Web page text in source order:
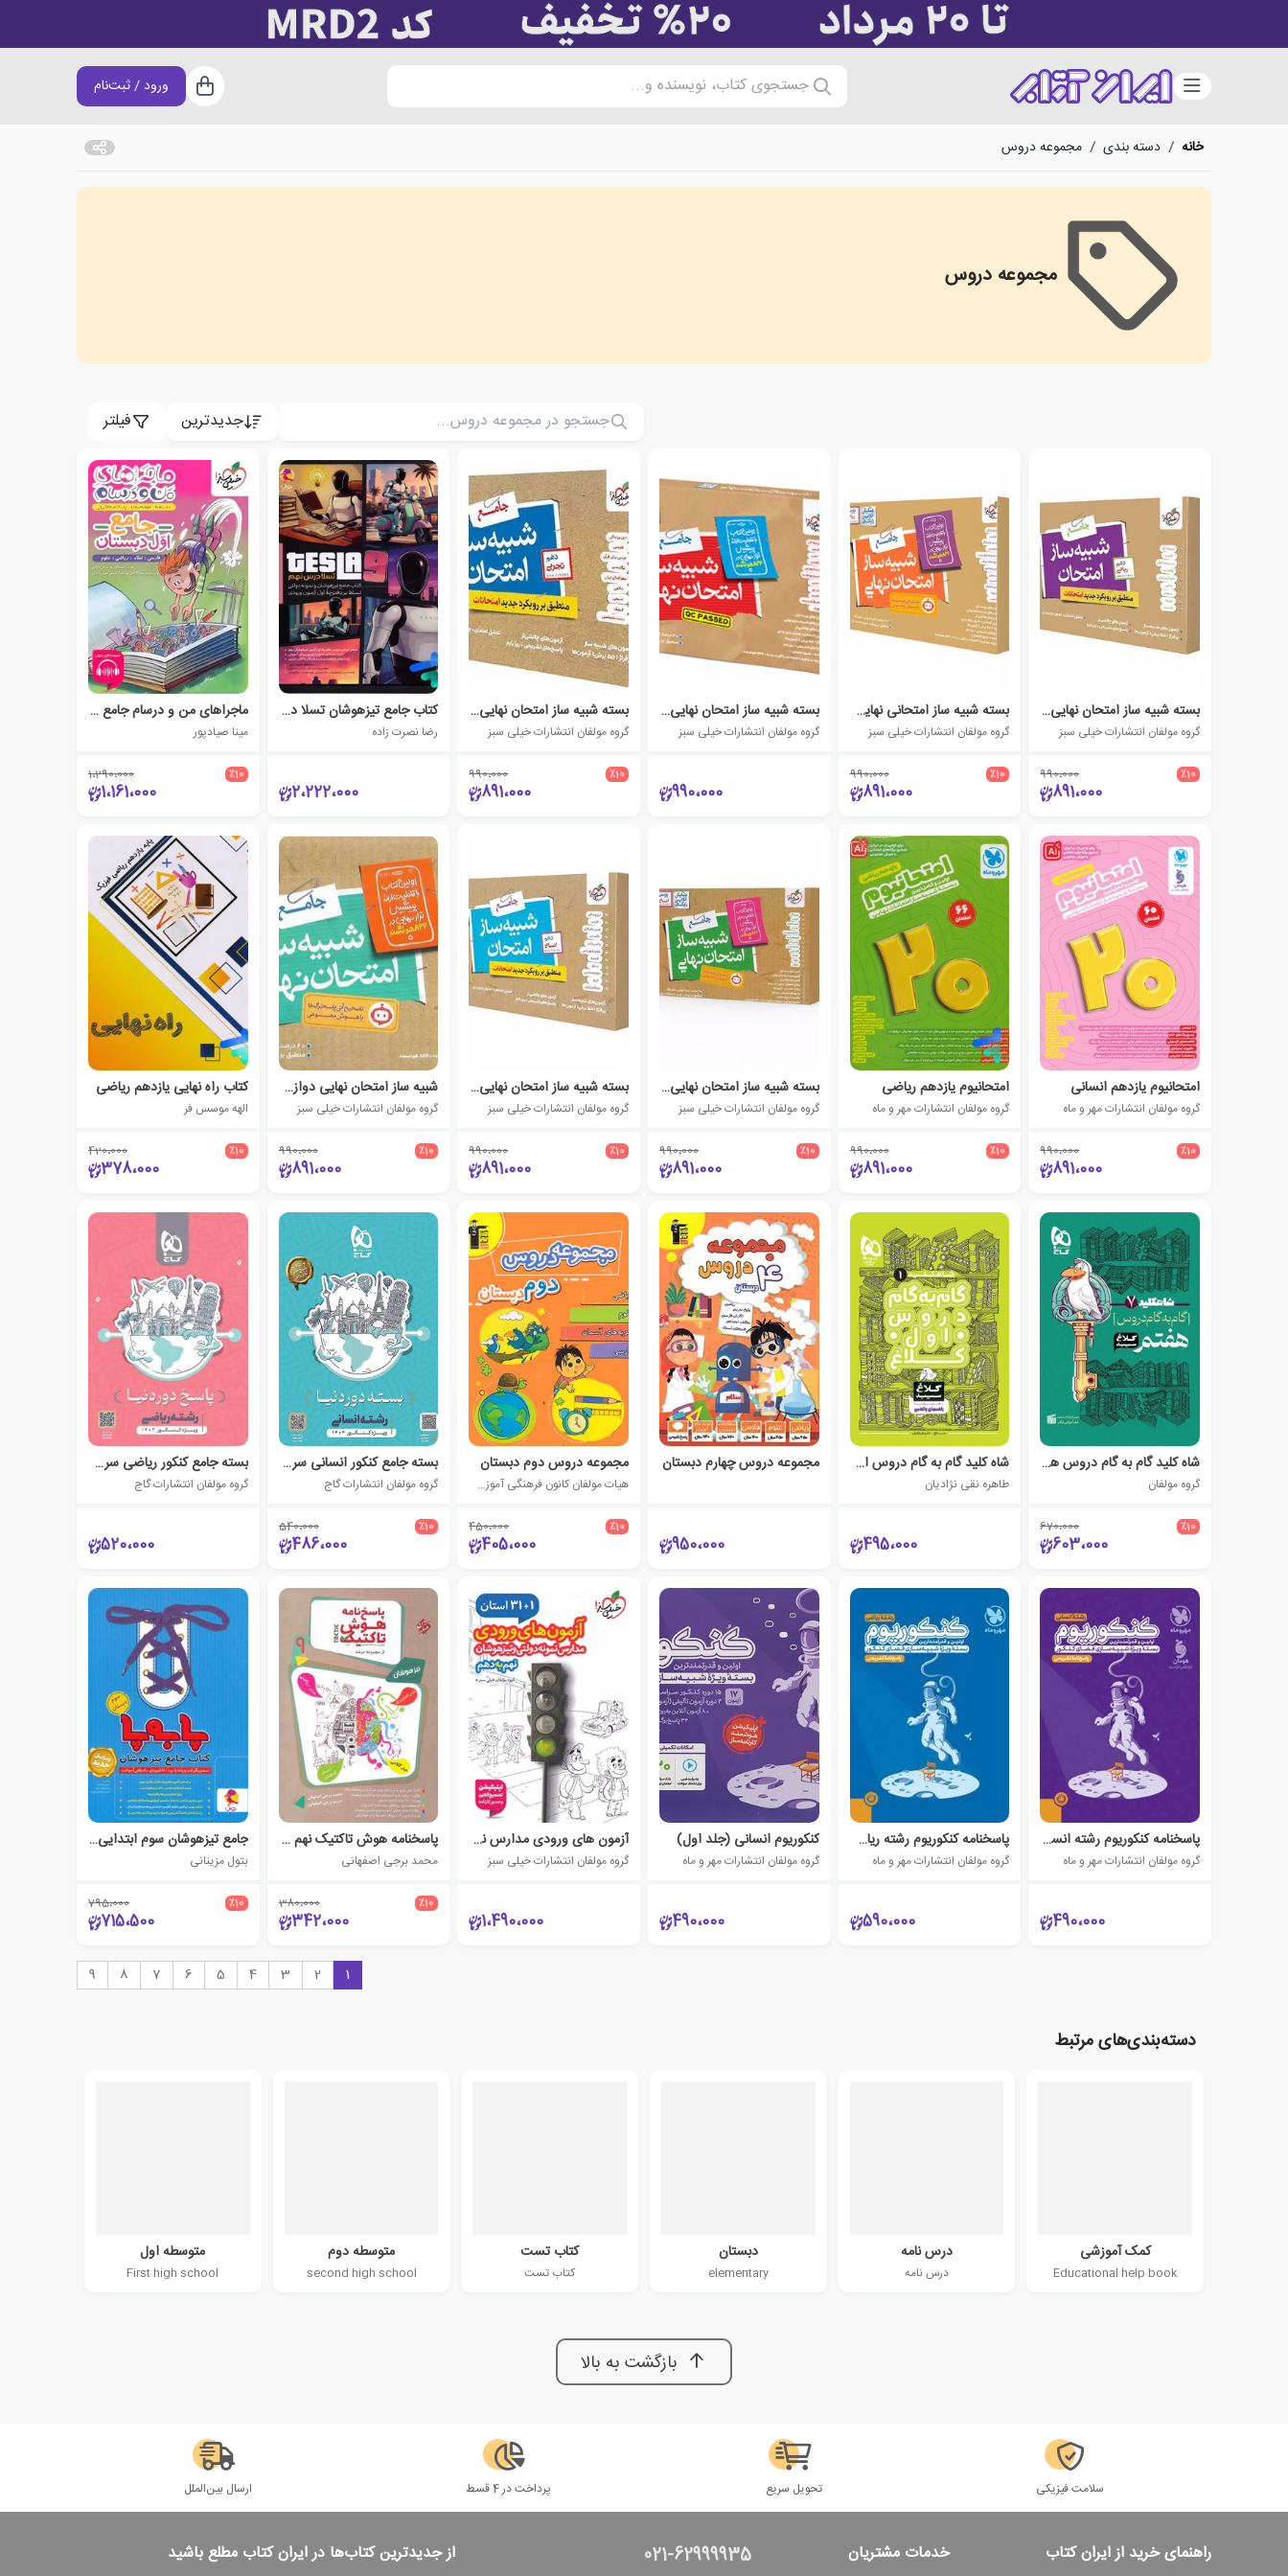
دسته‌بندی جستجوی کتاب، نویسنده و... سبد خرید
ورود / ثبت‌نام
خانه / دسته بندی / مجموعه دروس
مجموعه دروس
مجموعه دروس
جدیدترین فیلتر
بسته شبیه ساز امتحان نهایی جامع دهم ریاضی
گروه مولفان انتشارات خیلی سبز
٪10 990،000
891،000
بسته شبیه ساز امتحانی نهایی یازدهم ریاضی
گروه مولفان انتشارات خیلی سبز
٪10 990،000
891،000
بسته شبیه ساز امتحان نهایی جامع دوازدهم ریاضی
گروه مولفان انتشارات خیلی سبز
990،000
بسته شبیه ساز امتحان نهایی جامع دهم تجربی
گروه مولفان انتشارات خیلی سبز
٪10 990،000
891،000
کتاب جامع تیزهوشان تسلا درس نهم
رضا نصرت زاده
2،222،000
ماجراهای من و درسام جامع اول دبستان
مینا صیادپور
٪10 1،290،000
1،161،000
امتحانیوم یازدهم انسانی
گروه مولفان انتشارات مهر و ماه
٪10 990،000
891،000
امتحانیوم یازدهم ریاضی
گروه مولفان انتشارات مهر و ماه
٪10 990،000
891،000
بسته شبیه ساز امتحان نهایی جامع یازدهم انسانی
گروه مولفان انتشارات خیلی سبز
٪10 990،000
891،000
بسته شبیه ساز امتحان نهایی جامع دهم انسانی
گروه مولفان انتشارات خیلی سبز
٪10 990،000
891،000
شبیه ساز امتحان نهایی دوازدهم انسانی
گروه مولفان انتشارات خیلی سبز
٪10 990،000
891،000
کتاب راه نهایی یازدهم ریاضی
الهه موسس فر
٪10 420،000
378،000
شاه کلید گام به گام دروس هفتم
گروه مولفان
٪10 670،000
603،000
شاه کلید گام به گام دروس اول دبستان
طاهره نقی نژادیان
495،000
مجموعه دروس چهارم دبستان
950،000
مجموعه دروس دوم دبستان
هیات مولفان کانون فرهنگی آموزش (قلم چی)
٪10 450،000
405،000
بسته جامع کنکور انسانی سری دور دنیا در چهار ساعت ویژه کنکور 1404
گروه مولفان انتشارات گاج
٪10 540،000
486،000
بسته جامع کنکور ریاضی سری دور دنیا در چهار ساعت ویژه کنکور 1403
گروه مولفان انتشارات گاج
520،000
پاسخنامه کنکوریوم رشته انسانی (جلد دوم)
گروه مولفان انتشارات مهر و ماه
490،000
پاسخنامه کنکوریوم رشته ریاضی (جلد دوم)
گروه مولفان انتشارات مهر و ماه
590،000
کنکوریوم انسانی (جلد اول)
گروه مولفان انتشارات مهر و ماه
490،000
آزمون های ورودی مدارس نمونه دولتی 1+31 استان نهم به دهم
گروه مولفان انتشارات خیلی سبز
1،490،000
پاسخنامه هوش تاکتیک نهم مرشد (جلد دوم)
محمد برجی اصفهانی
٪10 380،000
342،000
جامع تیزهوشان سوم ابتدایی پا به پا
بتول مزینانی
٪10 795،000
715،500
1
2
3
4
5
6
7
8
9
دسته‌بندی‌های مرتبط
کمک آموزشی
Educational help book
درس نامه
درس نامه
دبستان
elementary
کتاب تست
کتاب تست
متوسطه دوم
second high school
متوسطه اول
First high school
بازگشت به بالا
سلامت فیزیکی تحویل سریع پرداخت در 4 قسط ارسال بین‌الملل
راهنمای خرید از ایران کتاب خدمات مشتریان 021-62999935 از جدیدترین کتاب‌ها در ایران کتاب مطلع باشید